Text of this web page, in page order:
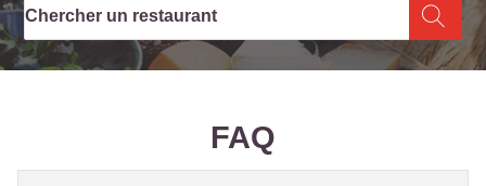
Chercher un restaurant
FAQ